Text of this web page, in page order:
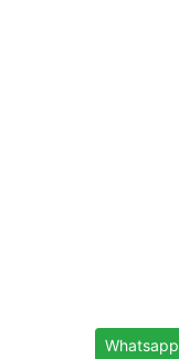
Whatsapp